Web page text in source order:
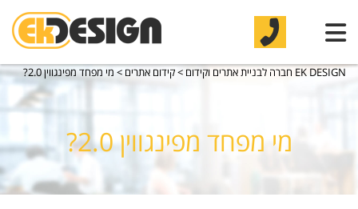
EK DESIGN חברה לבניית אתרים וקידום >קידום אתרים > מי מפחד מפינגווין 2.0?
מי מפחד מפינגווין 2.0?